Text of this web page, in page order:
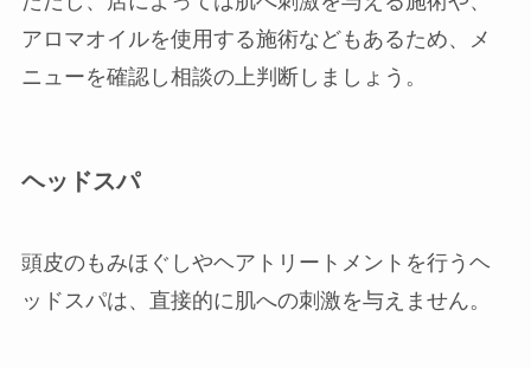
アロマオイルを使用する施術などもあるため、メ
ニューを確認し相談の上判断しましょう。
ヘッドスパ
頭皮のもみほぐしやヘアトリートメントを行うヘ
ッドスパは、直接的に肌への刺激を与えません。